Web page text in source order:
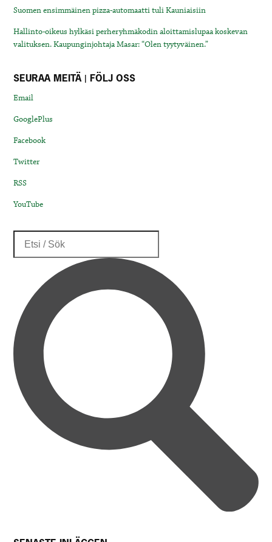
Suomen ensimmäinen pizza-automaatti tuli Kauniaisiin
Hallinto-oikeus hylkäsi perheryhmäkodin aloittamislupaa koskevan
valituksen. Kaupunginjohtaja Masar: “Olen tyytyväinen.”
SEURAA MEITÄ | FÖLJ OSS
Email
GooglePlus
Facebook
Twitter
RSS
YouTube